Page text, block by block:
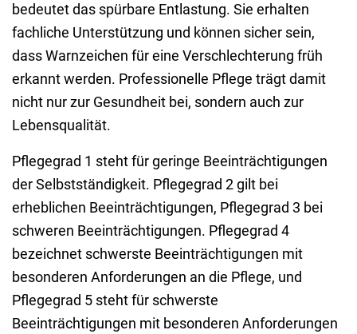
bedeutet das spürbare Entlastung. Sie erhalten
fachliche Unterstützung und können sicher sein,
dass Warnzeichen für eine Verschlechterung früh
erkannt werden. Professionelle Pflege trägt damit
nicht nur zur Gesundheit bei, sondern auch zur
Lebensqualität.
Pflegegrad 1 steht für geringe Beeinträchtigungen
der Selbstständigkeit. Pflegegrad 2 gilt bei
erheblichen Beeinträchtigungen, Pflegegrad 3 bei
schweren Beeinträchtigungen. Pflegegrad 4
bezeichnet schwerste Beeinträchtigungen mit
besonderen Anforderungen an die Pflege, und
Pflegegrad 5 steht für schwerste
Beeinträchtigungen mit besonderen Anforderungen